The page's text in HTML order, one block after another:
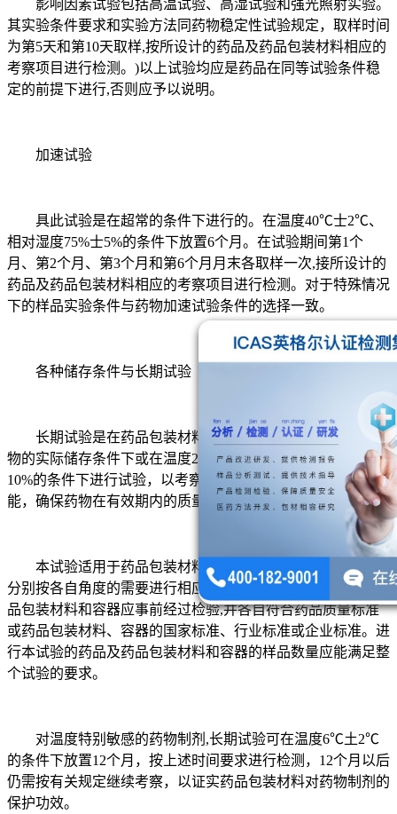
影响因素试验包括高温试验、高湿试验和强光照射实验。
其实验条件要求和实验方法同药物稳定性试验规定，取样时间
为第5天和第10天取样,按所设计的药品及药品包装材料相应的
考察项目进行检测。)以上试验均应是药品在同等试验条件稳
定的前提下进行,否则应予以说明。
加速试验
具此试验是在超常的条件下进行的。在温度40℃士2℃、
相对湿度75%士5%的条件下放置6个月。在试验期间第1个
月、第2个月、第3个月和第6个月月末各取样一次,接所设计的
药品及药品包装材料相应的考察项目进行检测。对于特殊情况
下的样品实验条件与药物加速试验条件的选择一致。
各种储存条件与长期试验
长期试验是在药品包装材料、容器包装药物后,在模拟药
物的实际储存条件下或在温度25℃士2℃、相对湿度60%土
10%的条件下进行试验，以考察药品包装材料对药物的保护功
能，确保药物在有效期内的质量。
本试验适用于药品包装材料生产企业和药品生产企业,可
分别按各自角度的需要进行相应试验。进行本试验的药品及药
品包装材料和容器应事前经过检验,并各自符合药品质量标准
或药品包装材料、容器的国家标准、行业标准或企业标准。进
行本试验的药品及药品包装材料和容器的样品数量应能满足整
个试验的要求。
对温度特别敏感的药物制剂,长期试验可在温度6℃土2℃
的条件下放置12个月，按上述时间要求进行检测，12个月以后
仍需按有关规定继续考察，以证实药品包装材料对药物制剂的
保护功效。